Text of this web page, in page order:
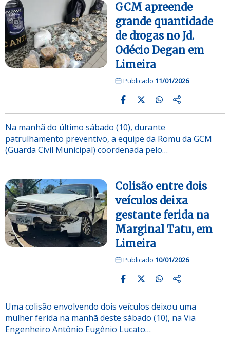
GCM apreende
grande quantidade
de drogas no Jd.
Odécio Degan em
Limeira
Publicado 11/01/2026
Na manhã do último sábado (10), durante
patrulhamento preventivo, a equipe da Romu da GCM
(Guarda Civil Municipal) coordenada pelo…
Colisão entre dois
veículos deixa
gestante ferida na
Marginal Tatu, em
Limeira
Publicado 10/01/2026
Uma colisão envolvendo dois veículos deixou uma
mulher ferida na manhã deste sábado (10), na Via
Engenheiro Antônio Eugênio Lucato…